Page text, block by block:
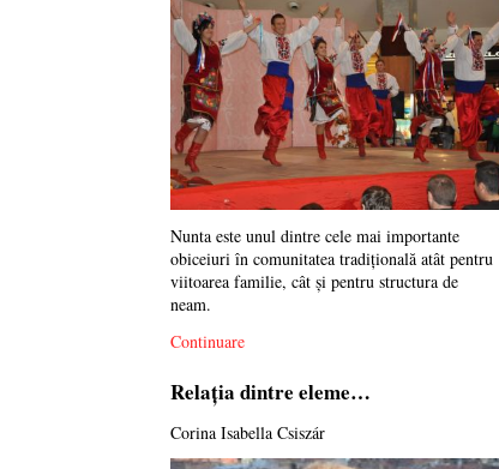
Nunta este unul dintre cele mai importante
obiceiuri în comunitatea tradiţională atât pentru
viitoarea familie, cât şi pentru structura de
neam.
Continuare
Relația dintre eleme…
Corina Isabella Csiszár